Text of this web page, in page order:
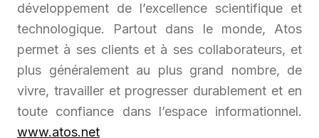
développement de l’excellence scientifique et
technologique. Partout dans le monde, Atos
permet à ses clients et à ses collaborateurs, et
plus généralement au plus grand nombre, de
vivre, travailler et progresser durablement et en
toute confiance dans l’espace informationnel.
www.atos.net